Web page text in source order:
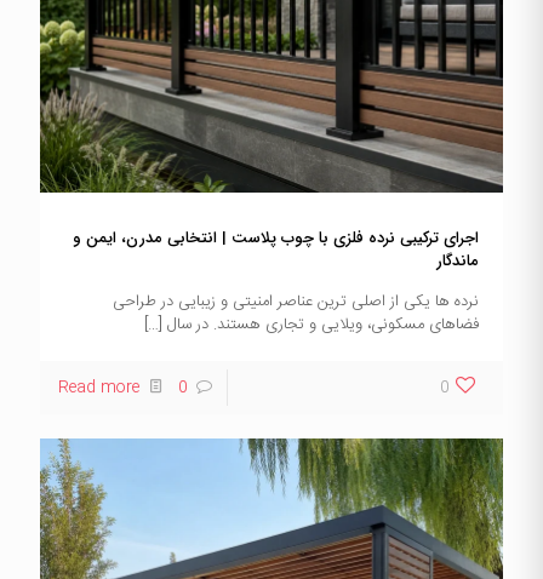
اجرای ترکیبی نرده فلزی با چوب پلاست | انتخابی مدرن، ایمن و
ماندگار
نرده ها یکی از اصلی ترین عناصر امنیتی و زیبایی در طراحی
فضاهای مسکونی، ویلایی و تجاری هستند. در سال […]
0
0
Read more